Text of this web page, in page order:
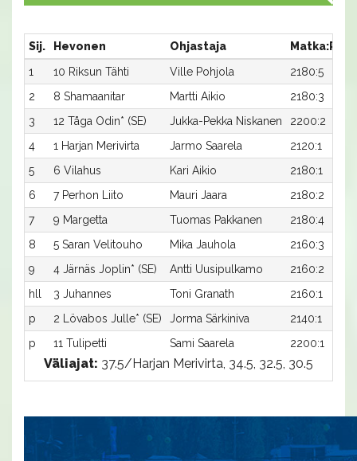
Sij. Hevonen Ohjastaja
Matka:Rata
1
10 Riksun Tähti Ville Pohjola
2180:5
2
8 Shamaanitar Martti Aikio
2180:3
3
12 Tåga Odin* (SE) Jukka-Pekka Niskanen
2200:2
4
1 Harjan Merivirta Jarmo Saarela
2120:1
5
6 Vilahus Kari Aikio
2180:1
6
7 Perhon Liito Mauri Jaara
2180:2
7
9 Margetta Tuomas Pakkanen
2180:4
8
5 Saran Velitouho Mika Jauhola
2160:3
9
4 Järnäs Joplin* (SE) Antti Uusipulkamo
2160:2
hll
3 Juhannes Toni Granath
2160:1
p
2 Lövabos Julle* (SE) Jorma Särkiniva
2140:1
p
11 Tulipetti Sami Saarela 2200:1
Väliajat: 37.5/Harjan Merivirta, 34.5, 32.5, 30.5